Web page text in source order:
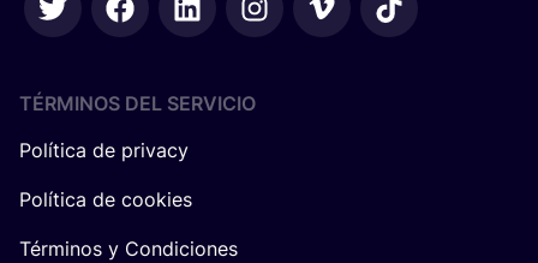
TÉRMINOS DEL SERVICIO
Política de privacy
Política de cookies
Términos y Condiciones